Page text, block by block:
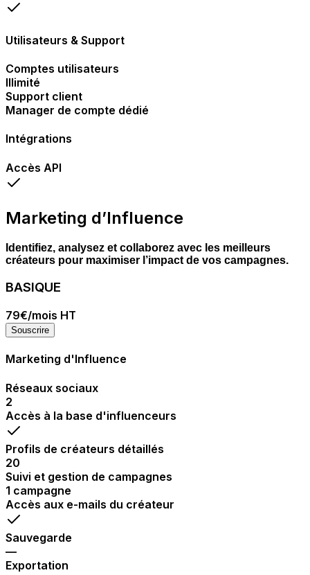
Utilisateurs & Support
Comptes utilisateurs
Illimité
Support client
Manager de compte dédié
Intégrations
Accès API
Marketing d’Influence
Identifiez, analysez et collaborez avec les meilleurs
créateurs pour maximiser l’impact de vos campagnes.
BASIQUE
79€/mois HT
Souscrire
Marketing d'Influence
Réseaux sociaux
2
Accès à la base d'influenceurs
Profils de créateurs détaillés
20
Suivi et gestion de campagnes
1 campagne
Accès aux e-mails du créateur
Sauvegarde
—
Exportation